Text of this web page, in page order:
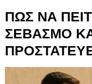
ΠΩΣ ΝΑ
ΣΕΒΑΣΜΟ